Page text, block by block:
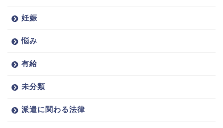
妊娠
悩み
有給
未分類
派遣に関わる法律